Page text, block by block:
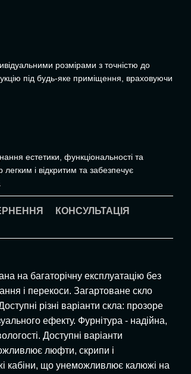
розмірами з точністю до
під будь-яке приміщення, враховуючи
естетики, функціональності та
легким і відкритим та забезпечує
КОНСУЛЬТАЦІЯ
на багаторічну експлуатацію без
і перекоси. Загартоване скло
різні варіанти скла: прозоре
ефекту. Фурнітура - надійна,
Доступні варіанти
люфти, скрипи і
кабіни, що унеможливлює калюжі на